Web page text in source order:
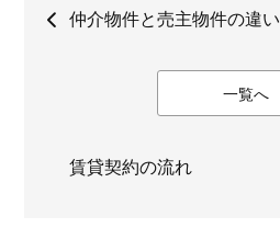
仲介物件と売主物件の違い
一覧へ
賃貸契約の流れ